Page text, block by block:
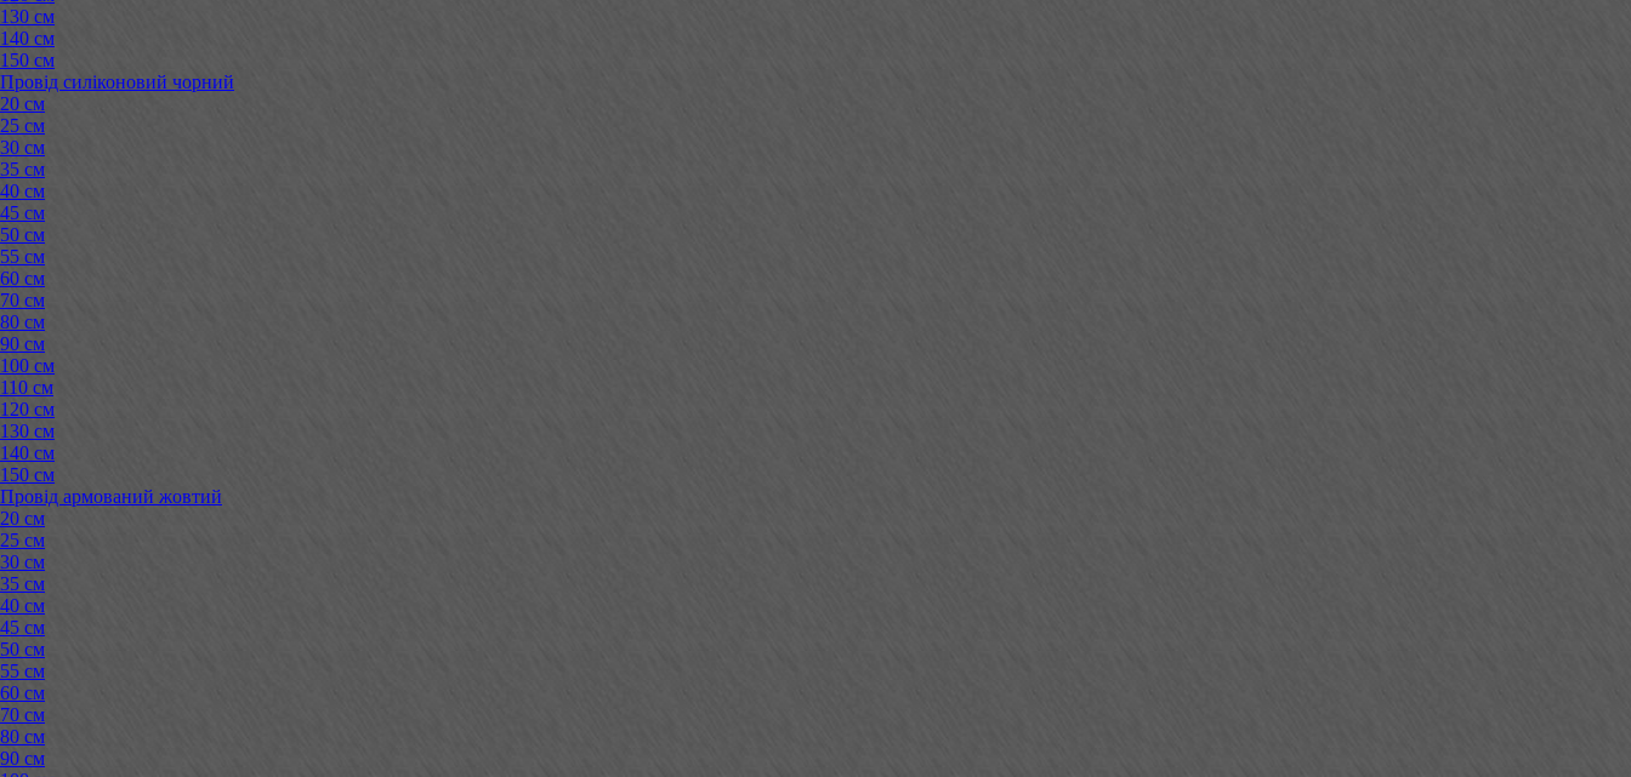
130 см
140 см
150 см
Провід силіконовий чорний
20 см
25 см
30 см
35 см
40 см
45 см
50 см
55 см
60 см
70 см
80 см
90 см
100 см
110 см
120 см
130 см
140 см
150 см
Провід армований жовтий
20 см
25 см
30 см
35 см
40 см
45 см
50 см
55 см
60 см
70 см
80 см
90 см